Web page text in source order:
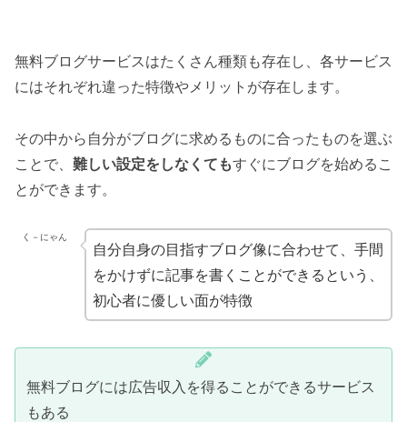
無料ブログサービスはたくさん種類も存在し、各サービス
にはそれぞれ違った特徴やメリットが存在します。
その中から自分がブログに求めるものに合ったものを選ぶ
ことで、 難しい設定をしなくてもすぐにブログを始めるこ
とができます。
く－にゃん
自分自身の目指すブログ像に合わせて、手間
をかけずに記事を書くことができるという、
初心者に優しい面が特徴
無料ブログには広告収入を得ることができるサービス
もある